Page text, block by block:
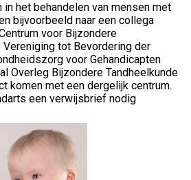
in het behandelen van mensen met
bijvoorbeeld naar een collega
voor Bijzondere
Vereniging tot Bevordering der
voor Gehandicapten
Overleg Bijzondere Tandheelkunde
komen met een dergelijk centrum.
een verwijsbrief nodig